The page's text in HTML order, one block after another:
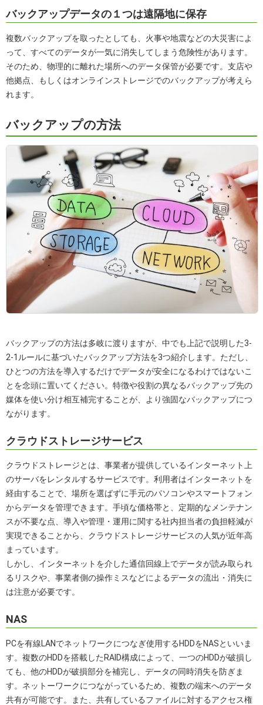
バックアップデータの１つは遠隔地に保存
複数バックアップを取ったとしても、火事や地震などの大災害によ
って、すべてのデータが一気に消失してしまう危険性があります。
そのため、物理的に離れた場所へのデータ保管が必要です。支店や
他拠点、もしくはオンラインストレージでのバックアップが考えら
れます。
バックアップの方法
バックアップの方法は多岐に渡りますが、中でも上記で説明した3-
2-1ルールに基づいたバックアップ方法を3つ紹介します。ただし、
ひとつの方法を導入するだけでデータが安全になるわけではないこ
とを念頭に置いてください。特徴や役割の異なるバックアップ先の
媒体を使い分け相互補完することが、より強固なバックアップにつ
ながります。
クラウドストレージサービス
クラウドストレージとは、事業者が提供しているインターネット上
のサーバをレンタルするサービスです。利用者はインターネットを
経由することで、場所を選ばずに手元のパソコンやスマートフォン
からデータを管理できます。手頃な価格帯と、定期的なメンテナン
スが不要な点、導入や管理・運用に関する社内担当者の負担軽減が
実現できることから、クラウドストレージサービスの人気が近年高
まっています。
しかし、インターネットを介した通信回線上でデータが読み取られ
るリスクや、事業者側の操作ミスなどによるデータの流出・消失に
は注意が必要です。
NAS
PCを有線LANでネットワークにつなぎ使用するHDDをNASといいま
す。複数のHDDを搭載したRAID構成によって、一つのHDDが破損し
ても、他のHDDが破損部分を補完し、データの同時消失を防ぎま
す。ネットーワークにつながっているため、複数の端末へのデータ
共有が可能です。また、共有しているファイルに対するアクセス権